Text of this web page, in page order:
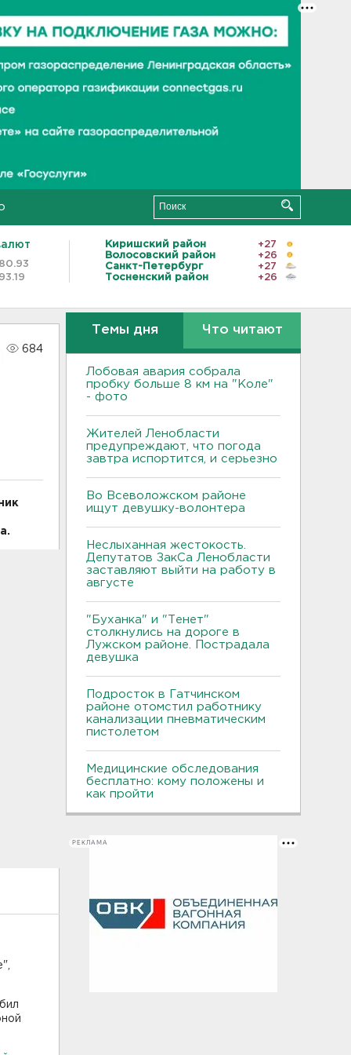
Киришский район
+27
Волосовский район
+26
Санкт-Петербург
+27
Тосненский район
+26
684
Темы дня Что читают
Лобовая авария собрала
пробку больше 8 км на "Коле"
- фото
Жителей Ленобласти
предупреждают, что погода
завтра испортится, и серьезно
Во Всеволожском районе
ищут девушку-волонтера
Неслыханная жестокость.
Депутатов ЗакСа Ленобласти
заставляют выйти на работу в
августе
"Буханка" и "Тенет"
столкнулись на дороге в
Лужском районе. Пострадала
девушка
Подросток в Гатчинском
районе отомстил работнику
канализации пневматическим
пистолетом
Медицинские обследования
бесплатно: кому положены и
как пройти
РЕКЛАМА